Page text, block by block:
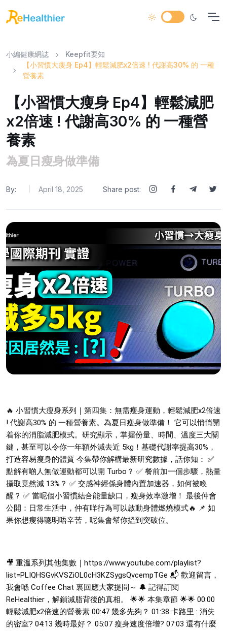
小編健康網誌
Keepfit要知
【小習慣大瘦身 Ep4】輕鬆減肥x2倍速 ! 代謝高30% 的 一種
營養素
【小習慣大瘦身 Ep4】輕鬆減肥
x2倍速 ! 代謝高30% 的 一種營
養素
為夏日瘦身做準備
By: April 18, 2025 Share post:
🔥 小習慣大瘦身系列｜第四集：無需瘦身運動，輕鬆減肥x2倍速
! 代謝高30% 的 一種營養素。為夏日瘦身做準備！ 它可以悄悄開
着你的消脂減肥模式。研究顯示，掌握份量、時間、溫度三大關
鍵，甚至可以令你一年額外減去近 5kg！基礎代謝率提高30%，
打造容易瘦身的體質 今集帶你解構最新研究數據，話你知： ✅
點解有啲人無做運動都可以開 Turbo？ ✅ 餐前加一個步驟，熱量
攝取竟然減 13%？ ✅ 交感神經係身體內置加速器，如何被喚
醒？ ✅ 當呢個小習慣結合能量缺口，瘦身效率激增！ 最後仲會
公開：日常生活中，仲有咩行為可以啟動身體燃燒模式🔥 📌 如
果你想瘦得聰明唔辛苦，呢集會幫你搵到突破位。
🎥 重溫系列其他集數｜https://www.youtube.com/playlist?
list=PLIQHSGvKVSZiOL0cH3KZSygsQvcempTGe 📬 歡迎留言，
我會喺 Coffee Chat 裏回應大家提問～ 🔔 記得訂閱
ReHealthier，解鎖減脂背後的真相。 🌟🌟 本集章節 🌟🌟 00:00
輕鬆減肥x2倍速的營養素 00:47 幾多先夠？ 01:38 卡路里 : 消失
的密室? 04:13 幾時最好？ 05:07 瘦身速度倍增? 07:03 還有什麼